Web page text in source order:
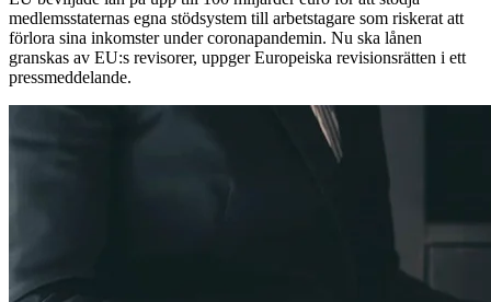
medlemsstaternas egna stödsystem till arbetstagare som riskerat att
förlora sina inkomster under coronapandemin. Nu ska lånen
granskas av EU:s revisorer, uppger Europeiska revisionsrätten i ett
pressmeddelande.